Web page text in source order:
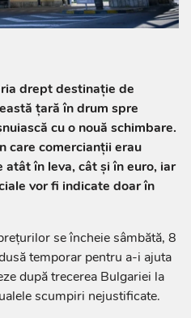
drept destinație de
țară în drum spre
cu o nouă schimbare.
care comercianții erau
în leva, cât și în euro, iar
vor fi indicate doar în
se încheie sâmbătă, 8
temporar pentru a-i ajuta
după trecerea Bulgariei la
scumpiri nejustificate.